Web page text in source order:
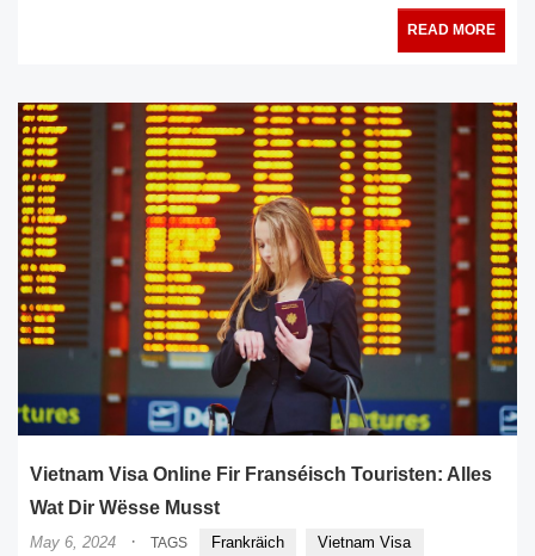
READ MORE
Vietnam Visa Online Fir Franséisch Touristen: Alles
Wat Dir Wësse Musst
May 6, 2024 · TAGS Frankräich
Vietnam Visa